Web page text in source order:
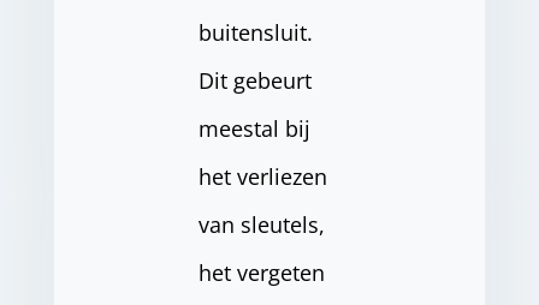
buitensluit.
Dit gebeurt
meestal bij
het verliezen
van sleutels,
het vergeten